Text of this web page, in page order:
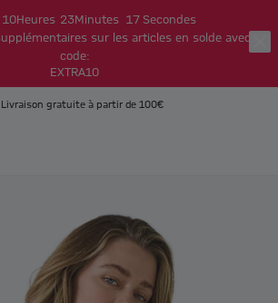
10Heures 23 Minutes 17 Secondes
sur les articles en solde avec le
code:
EXTRA10
Livraison gratuite à partir de 100€